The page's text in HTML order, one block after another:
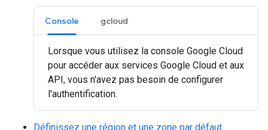
Console gcloud
Lorsque vous utilisez la console Google Cloud
pour accéder aux services Google Cloud et aux
API, vous n'avez pas besoin de configurer
l'authentification.
Définissez une région et une zone par défaut.